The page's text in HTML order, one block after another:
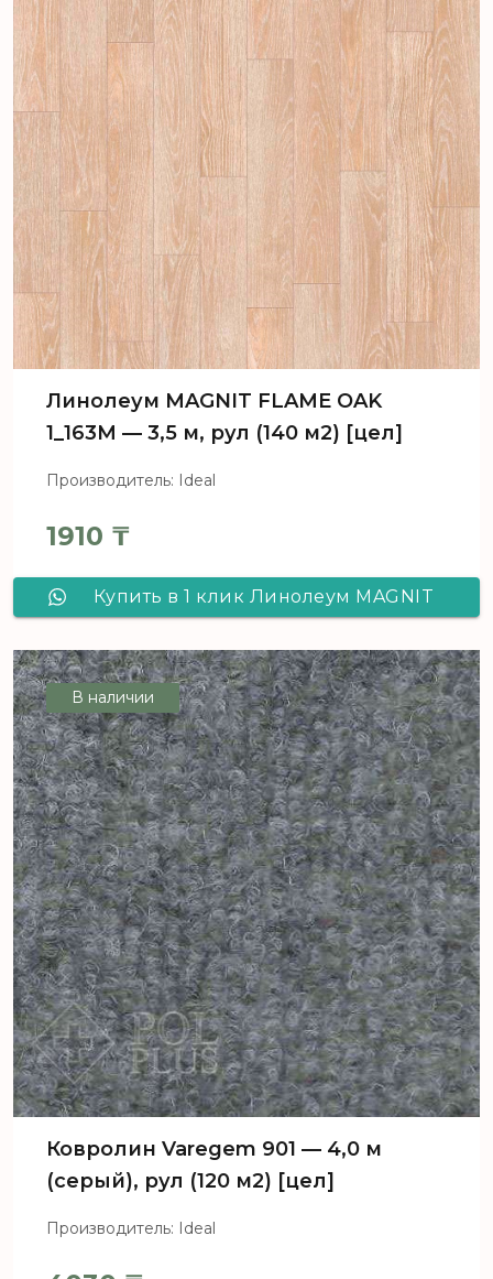
Линолеум MAGNIT FLAME OAK
1_163M — 3,5 м, рул (140 м2) [цел]
Производитель: Ideal
1910 ₸
Купить в 1 клик Линолеум MAGNIT
м2) [цел]
В наличии
Ковролин Varegem 901 — 4,0 м
(серый), рул (120 м2) [цел]
Производитель: Ideal